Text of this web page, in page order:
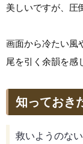
美しいですが、圧
画面から冷たい風
尾を引く余韻を感
知っておき
救いようのな